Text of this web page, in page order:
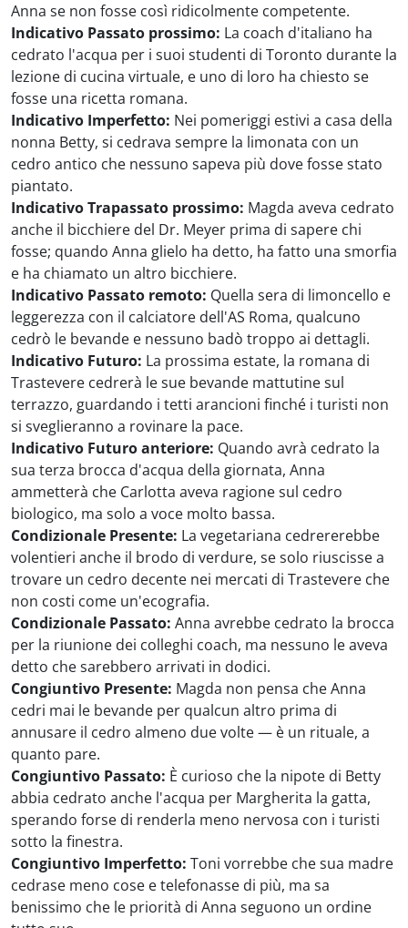
Anna se non fosse così ridicolmente competente.
Indicativo Passato prossimo: La coach d'italiano ha
cedrato l'acqua per i suoi studenti di Toronto durante la
lezione di cucina virtuale, e uno di loro ha chiesto se
fosse una ricetta romana.
Indicativo Imperfetto: Nei pomeriggi estivi a casa della
nonna Betty, si cedrava sempre la limonata con un
cedro antico che nessuno sapeva più dove fosse stato
piantato.
Indicativo Trapassato prossimo: Magda aveva cedrato
anche il bicchiere del Dr. Meyer prima di sapere chi
fosse; quando Anna glielo ha detto, ha fatto una smorfia
e ha chiamato un altro bicchiere.
Indicativo Passato remoto: Quella sera di limoncello e
leggerezza con il calciatore dell'AS Roma, qualcuno
cedrò le bevande e nessuno badò troppo ai dettagli.
Indicativo Futuro: La prossima estate, la romana di
Trastevere cedrerà le sue bevande mattutine sul
terrazzo, guardando i tetti arancioni finché i turisti non
si sveglieranno a rovinare la pace.
Indicativo Futuro anteriore: Quando avrà cedrato la
sua terza brocca d'acqua della giornata, Anna
ammetterà che Carlotta aveva ragione sul cedro
biologico, ma solo a voce molto bassa.
Condizionale Presente: La vegetariana cedrererebbe
volentieri anche il brodo di verdure, se solo riuscisse a
trovare un cedro decente nei mercati di Trastevere che
non costi come un'ecografia.
Condizionale Passato: Anna avrebbe cedrato la brocca
per la riunione dei colleghi coach, ma nessuno le aveva
detto che sarebbero arrivati in dodici.
Congiuntivo Presente: Magda non pensa che Anna
cedri mai le bevande per qualcun altro prima di
annusare il cedro almeno due volte — è un rituale, a
quanto pare.
Congiuntivo Passato: È curioso che la nipote di Betty
abbia cedrato anche l'acqua per Margherita la gatta,
sperando forse di renderla meno nervosa con i turisti
sotto la finestra.
Congiuntivo Imperfetto: Toni vorrebbe che sua madre
cedrase meno cose e telefonasse di più, ma sa
benissimo che le priorità di Anna seguono un ordine